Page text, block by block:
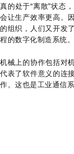
真的处于“离散”状态
会让生产效率更高。
的组织，人们又开发
程的数字化制造系统。
机械上的协作包括对
代表了软件意义的连
作。这也是工业通信